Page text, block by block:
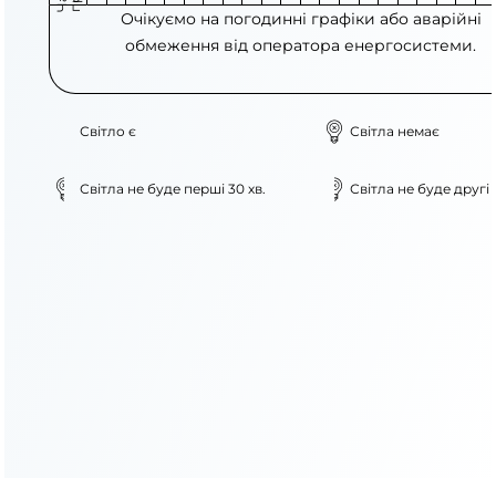
Очікуємо на погодинні графіки або аварійні
обмеження від оператора енергосистеми.
Світло є Світла немає
Світла не буде перші 30 хв. Світла не буде другі